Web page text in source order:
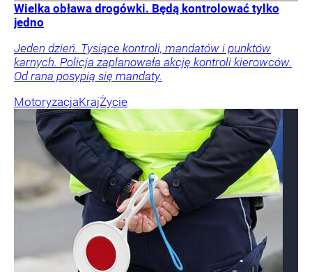
Wielka obława drogówki. Będą kontrolować tylko
jedno
Jeden dzień. Tysiące kontroli, mandatów i punktów
karnych. Policja zaplanowała akcję kontroli kierowców.
Od rana posypią się mandaty.
MotoryzacjaKrajŻycie